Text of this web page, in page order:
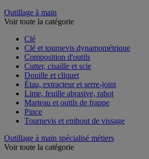
Outillage à main
Voir toute la catégorie
Clé
Clé et tournevis dynamométrique
Composition d'outils
Cutter, cisaille et scie
Douille et cliquet
Étau, extracteur et serre-joint
Lime, feuille abrasive, rabot
Marteau et outils de frappe
Pince
Tournevis et embout de vissage
Outillage à main spécialisé métiers
Voir toute la catégorie